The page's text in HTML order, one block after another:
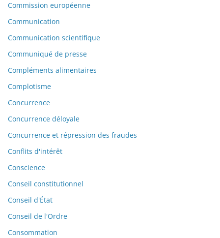
Commission européenne
Communication
Communication scientifique
Communiqué de presse
Compléments alimentaires
Complotisme
Concurrence
Concurrence déloyale
Concurrence et répression des fraudes
Conflits d'intérêt
Conscience
Conseil constitutionnel
Conseil d'État
Conseil de l'Ordre
Consommation